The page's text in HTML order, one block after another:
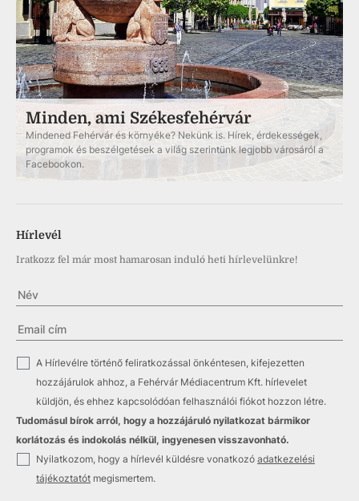
Minden, ami Székesfehérvár
Mindened Fehérvár és környéke? Nekünk is. Hírek, érdekességek,
programok és beszélgetések a világ szerintünk legjobb városáról a
Facebookon.
Hírlevél
Iratkozz fel már most hamarosan induló heti hírlevelünkre!
A Hírlevélre történő feliratkozással önkéntesen, kifejezetten
hozzájárulok ahhoz, a Fehérvár Médiacentrum Kft. hírlevelet
küldjön, és ehhez kapcsolódóan felhasználói fiókot hozzon létre.
Tudomásul bírok arról, hogy a hozzájáruló nyilatkozat bármikor
korlátozás és indokolás nélkül, ingyenesen visszavonható.
Nyilatkozom, hogy a hírlevél küldésre vonatkozó adatkezelési
tájékoztatót megismertem.